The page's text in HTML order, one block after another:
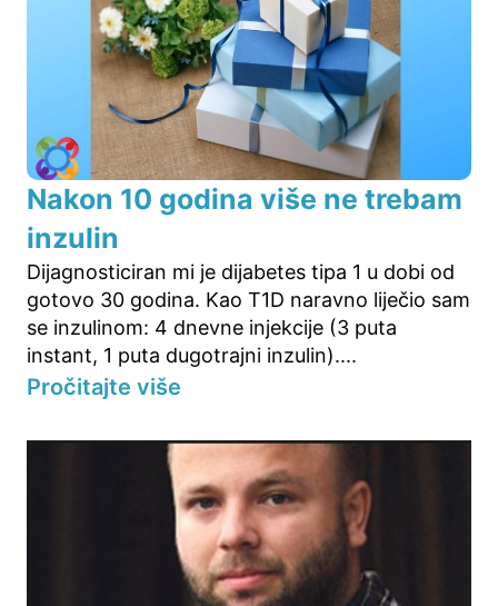
Nakon 10 godina više ne trebam
inzulin
Dijagnosticiran mi je dijabetes tipa 1 u dobi od
gotovo 30 godina. Kao T1D naravno liječio sam
se inzulinom: 4 dnevne injekcije (3 puta
instant, 1 puta dugotrajni inzulin)....
Pročitajte više